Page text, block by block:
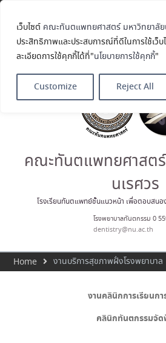
เว็บไซต์ คณะทันตแพทยศาสตร์ มหาวิทยาลัย
ประสิทธิภาพและประสบการณ์ที่ดีในการใช้เว็
ละเอียดการใช้คุกกี้ได้ที่"นโยบายการใช้คุกกี้"
Customize Reject All
News:
คณะทันตแพทยศาสตร์
มหาวิทยาลัยนเรศวร ร่วมออกบูธ
ประชาสัมพันธ์ หลักสูตรทันตแพทย
ประกาศนียบัตรผู้ช่วยทันตแพทย์
ในโครงการ Open House 2026
ตน ค้นหาตัวเอง
ประกาศคณะทันตแพทยศาสตร์
มหาวิทยาลัยนเรศวร เรื่อง ผู้ผ่าน
การสอบแข่งขันเข้าเป็นพนักงาน
ราชการ (เงินรายได้) ตำแหน่ง ผู้
ประมวลภาพบรรยากาศกิจกรรม
Dent Connect Board Game
2569 ณ คณะทันแพทยศาสตร์
คณะทันตแพทยศาสต
นเรศวร
โรงเรียนทันตแพทย์ชั้นแนวหน้า เพื่อตอบสนอ
โรงพยาบาลทันตกรรม 0
dentistry@nu.ac.th
Home งานบริการสุขภาพฝั่งโรงพยาบาล
งานคลินิกการเรียนก
คลินิกทันตกรรมจั